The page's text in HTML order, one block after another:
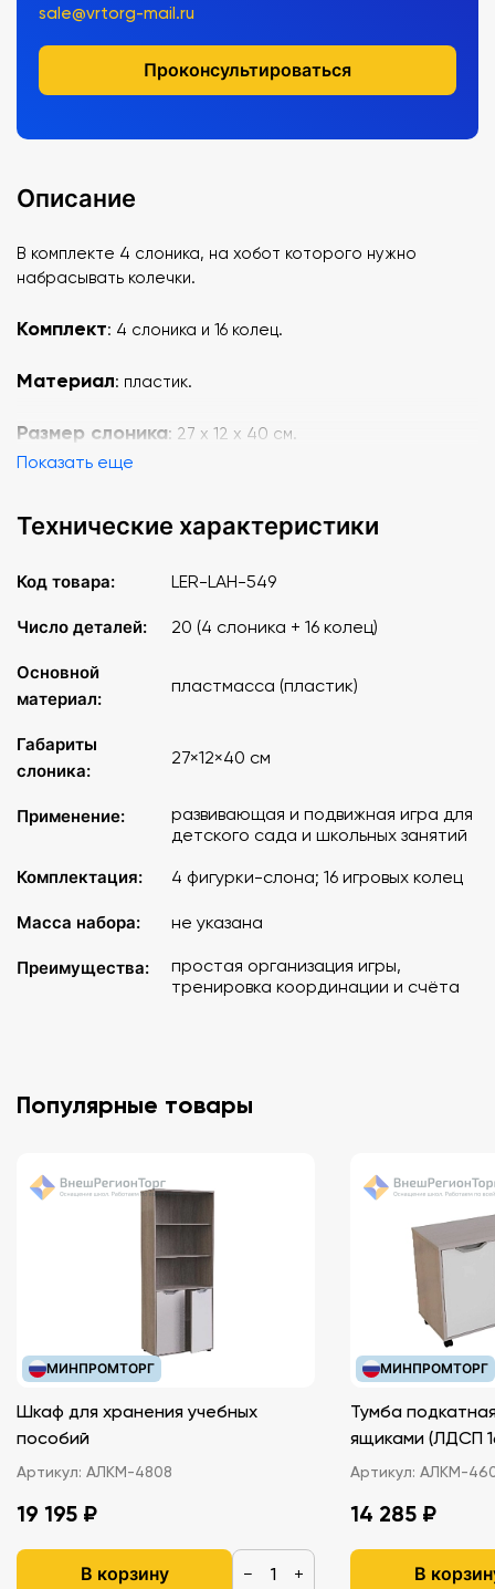
sale@vrtorg-mail.ru
Проконсультироваться
Описание
В комплекте 4 слоника, на хобот которого нужно
набрасывать колечки.
Комплект: 4 слоника и 16 колец.
Материал: пластик.
Размер слоника: 27 х 12 х 40 см.
Показать еще
Технические характеристики
Код товара: LER-LAH-549
Число деталей: 20 (4 слоника + 16 колец)
Основной
материал:
пластмасса (пластик)
Габариты
слоника:
27×12×40 см
Применение:
развивающая и подвижная игра для
детского сада и школьных занятий
Комплектация:
4 фигурки-слона; 16 игровых колец
Масса набора: не указана
Преимущества:
простая организация игры,
тренировка координации и счёта
Популярные товары
МИНПРОМТОРГ
Шкаф для хранения учебных
пособий
Артикул: АЛКМ-4808
19 195 ₽
В корзину − +
МИНПРОМТОРГ
Тумба
ящиками
Артикул: АЛКМ-
14 285 ₽
В